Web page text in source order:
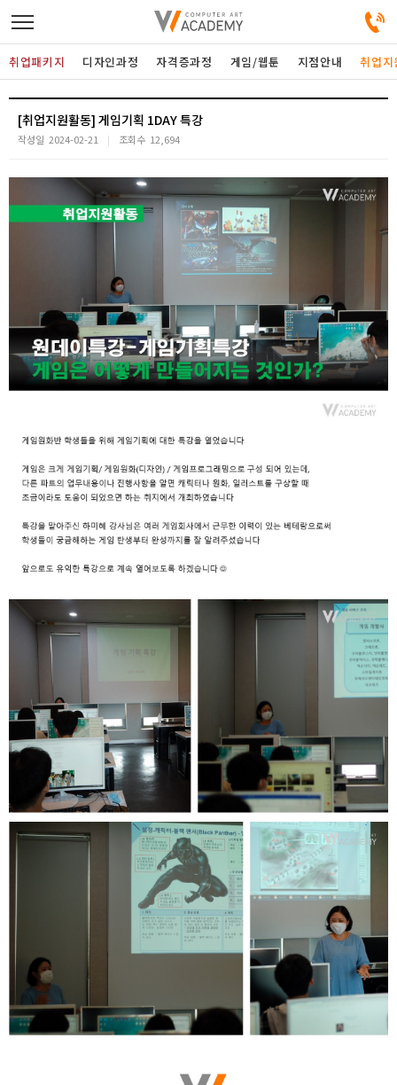
디자인정규과정
게임과정
커뮤니티
취업패키지
고객상담센터
아카데미소개
지점별 홈페이지
취업패키지 디자인과정 자격증과정 게임/웹툰 지점안내 취업
[취업지원활동] 게임기획 1DAY 특강
작성일 2024-02-21 조회수 12,694